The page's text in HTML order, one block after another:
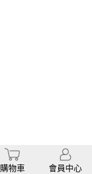
購物車 會員中心